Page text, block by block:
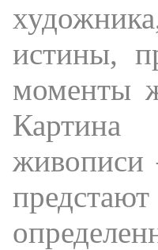
истины,
моменты